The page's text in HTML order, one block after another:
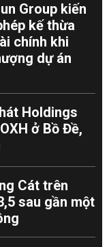
Group kiến
kế thừa
chính khi
dự án
Holdings
ở Bồ Đề,
Cát trên
sau gần một